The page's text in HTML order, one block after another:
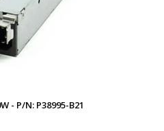
- P/N: P38995-B21